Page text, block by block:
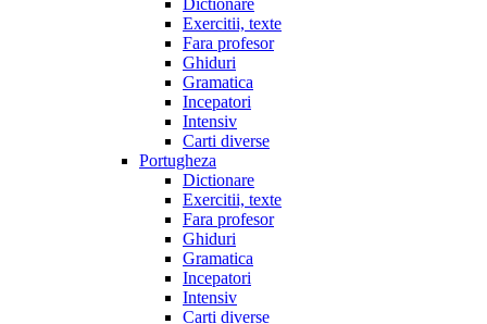
Dictionare
Exercitii, texte
Fara profesor
Ghiduri
Gramatica
Incepatori
Intensiv
Carti diverse
Portugheza
Dictionare
Exercitii, texte
Fara profesor
Ghiduri
Gramatica
Incepatori
Intensiv
Carti diverse